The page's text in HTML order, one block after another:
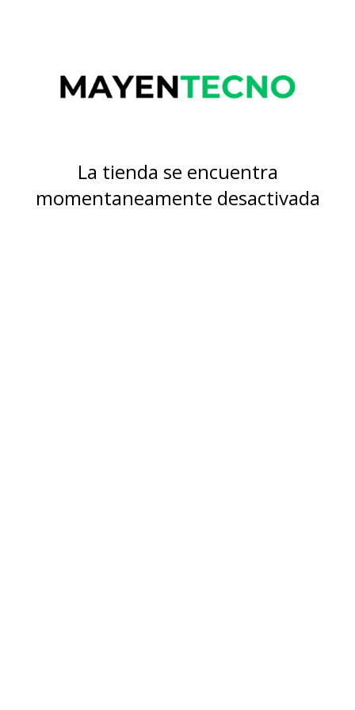
La tienda se encuentra
momentaneamente desactivada